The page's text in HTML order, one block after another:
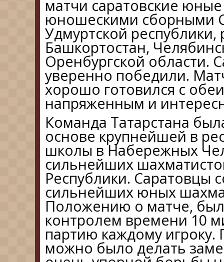
матчи саратовские
юношескими сборными
Удмуртской республики,
Башкортостан,
Оренбургской области.
уверенно победили.
хорошо готовился с
напряженным и
Команда Татарстана
основе крупнейшей в
школы в Набережных
сильнейших
Республики. Саратовцы
сильнейших юных
Положению о матче,
контролем времени 10
партию каждому
можно было делать